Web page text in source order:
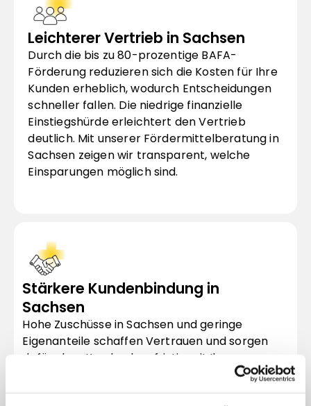
Leichterer Vertrieb in Sachsen
Durch die bis zu 80-prozentige BAFA-
Förderung reduzieren sich die Kosten für Ihre
Kunden erheblich, wodurch Entscheidungen
schneller fallen. Die niedrige finanzielle
Einstiegshürde erleichtert den Vertrieb
deutlich. Mit unserer Fördermittelberatung in
Sachsen zeigen wir transparent, welche
Einsparungen möglich sind.
Stärkere Kundenbindung in
Sachsen
Hohe Zuschüsse in Sachsen und geringe
Eigenanteile schaffen Vertrauen und sorgen
dafür, dass Kunden langfristig mit Ihnen
Beratungen liefern bessere Ergebnisse bei